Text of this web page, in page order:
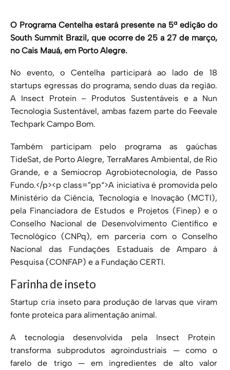
O Programa Centelha estará presente na 5ª edição do
South Summit Brazil, que ocorre de 25 a 27 de março,
no Cais Mauá, em Porto Alegre.
No evento, o Centelha participará ao lado de 18
startups egressas do programa, sendo duas da região.
A Insect Protein – Produtos Sustentáveis e a Nun
Tecnologia Sustentável, ambas fazem parte do Feevale
Techpark Campo Bom.
Também participam pelo programa as gaúchas
TideSat, de Porto Alegre, TerraMares Ambiental, de Rio
Grande, e a Semiocrop Agrobiotecnologia, de Passo
Fundo.</p><pclass=”pp“>A iniciativa é promovida pelo
Ministério da Ciência, Tecnologia e Inovação (MCTI),
pela Financiadora de Estudos e Projetos (Finep) e o
Conselho Nacional de Desenvolvimento Científico e
Tecnológico (CNPq), em parceria com o Conselho
Nacional das Fundações Estaduais de Amparo à
Pesquisa (CONFAP) e a Fundação CERTI.
Farinha de inseto
Startup cria inseto para produção de larvas que viram
fonte proteica para alimentação animal.
A tecnologia desenvolvida pela Insect Protein
transforma subprodutos agroindustriais — como o
farelo de trigo — em ingredientes de alto valor